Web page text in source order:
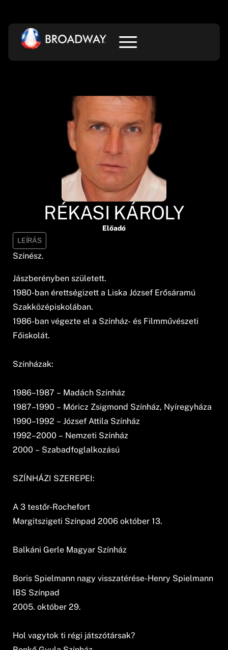
RÉKASI KÁROLY
Előadó
LEÍRÁS
Színész.
Jászberényben született.
1980-ban érettségizett a Liska József Erősáramú
Szakközépiskolában.
1986-ban végezte el a Színház- és Filmművészeti
Főiskolát.
Színházak:
1986–1987 – Madách Színház
1987–1990 – Móricz Zsigmond Színház, Nyíregyháza
1990–1992 – József Attila Színház
1992–2000 – Nemzeti Színház
2000 – Szabadfoglalkozású
SZÍNHÁZI SZEREPEI:
A 3 testőr-Rochefort
Margitszigeti Színpad 2006 október 13.
Balkáni Gerle Magyar Színház
Boris Spielmann nagy visszatérése-Henry Spielmann
IBS Színpad
2005. október 29.
Hol vagytok ti régi játszótársak?